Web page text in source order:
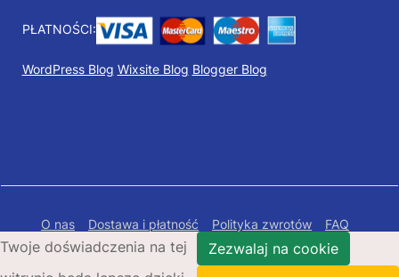
PŁATNOŚCI:
WordPress Blog Wixsite Blog Blogger Blog
O nas Dostawa i płatność Polityka zwrotów
FAQ
Polityka prywatności
Mapa Strony
Twoje doświadczenia na tej
Zezwalaj na cookie